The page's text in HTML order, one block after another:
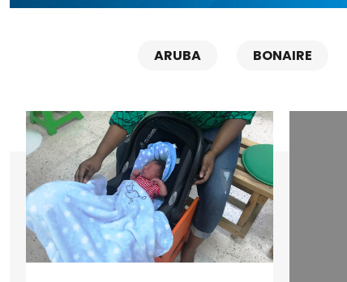
ARUBA BONAIRE